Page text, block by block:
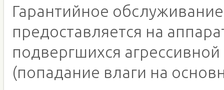
Гарантийное обслуживание
предоставляется на
подвергшихся
(попадание влаги на